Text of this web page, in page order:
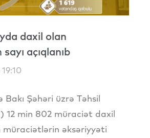
daxil olan
açıqlanıb
Bakı Şəhəri üzrə Təhsil
12 min 802 müraciət daxil
müraciətlərin əksəriyyəti